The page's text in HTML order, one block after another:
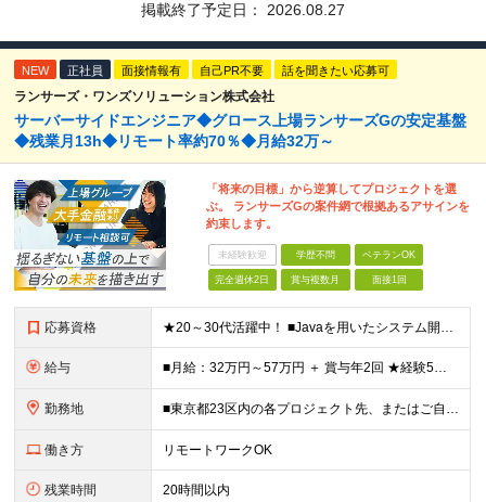
掲載終了予定日： 2026.08.27
NEW 正社員 面接情報有 自己PR不要 話を聞きたい応募可
ランサーズ・ワンズソリューション株式会社
サーバーサイドエンジニア◆グロース上場ランサーズGの安定基盤
◆残業月13h◆リモート率約70％◆月給32万～
「将来の目標」から逆算してプロジェクトを選
ぶ。 ランサーズGの案件網で根拠あるアサインを
約束します。
未経験歓迎 学歴不問 ベテランOK
完全週休2日 賞与複数月 面接1回
応募資格 ★20～30代活躍中！ ■Javaを用いたシステム開発経験（2年以上） ■Git/GitHub等を用いたチーム開発経験 ■学歴不問 ★何らかの「業務系アプリケーション」の開発経験がある方が スムー
給与 ■月給：32万円～57万円 ＋ 賞与年2回 ★経験5年以上・リーダーレベルの方であれば、 月給50万円以上でのスタートも想定しています！ ※予定年収：450万円～800万円 ※経験・スキルを最大
勤務地 ■東京都23区内の各プロジェクト先、またはご自宅でのハイブリッド勤務 【本社】 東京都港区西新橋1-18-6 クロスオフィス内幸町 13階 基本的に顧客常駐先での勤務となります。 ■一部完全在宅
働き方 リモートワークOK
残業時間 20時間以内